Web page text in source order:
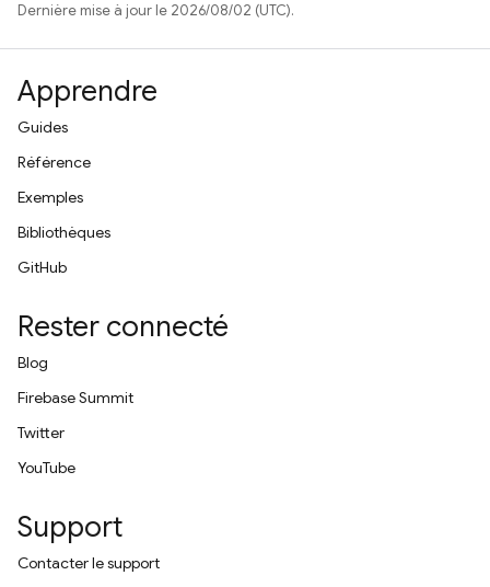
Dernière mise à jour le 2026/08/02 (UTC).
Apprendre
Guides
Référence
Exemples
Bibliothèques
GitHub
Rester connecté
Blog
Firebase Summit
Twitter
YouTube
Support
Contacter le support